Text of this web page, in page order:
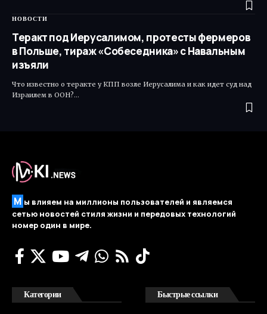
НОВОСТИ
Теракт под Иерусалимом, протесты фермеров
в Польше, тираж «Собеседника» с Навальным
изъяли
Что известно о теракте у КПП возле Иерусалима и как идет суд над
Израилем в ООН?…
М ы влияем на миллионы пользователей и являемся
сетью новостей стиля жизни и передовых технологий
номер один в мире.
Категории Быстрые ссылки